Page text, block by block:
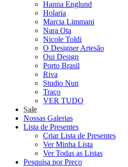
Hanna Englund
Holaria
Marcia Limmani
Nara Ota
Nicole Toldi
O Designer Artesão
Oui Design
Porto Brasil
Riva
Studio Nun
Traço
VER TUDO
Sale
Nossas Galerias
Lista de Presentes
Criar Lista de Presentes
Ver Minha Lista
Ver Todas as Listas
Pesquisa por Preço